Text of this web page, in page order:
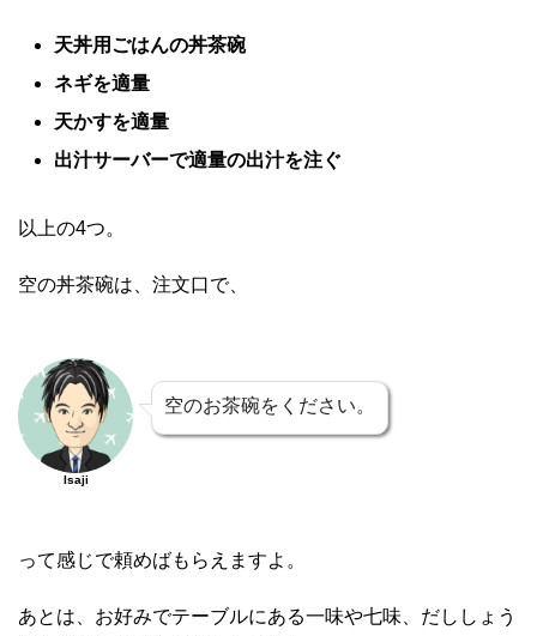
天丼用ごはんの丼茶碗
ネギを適量
天かすを適量
出汁サーバーで適量の出汁を注ぐ
以上の4つ。
空の丼茶碗は、注文口で、
Isaji
空のお茶碗をください。
って感じで頼めばもらえますよ。
あとは、お好みでテーブルにある一味や七味、だししょう